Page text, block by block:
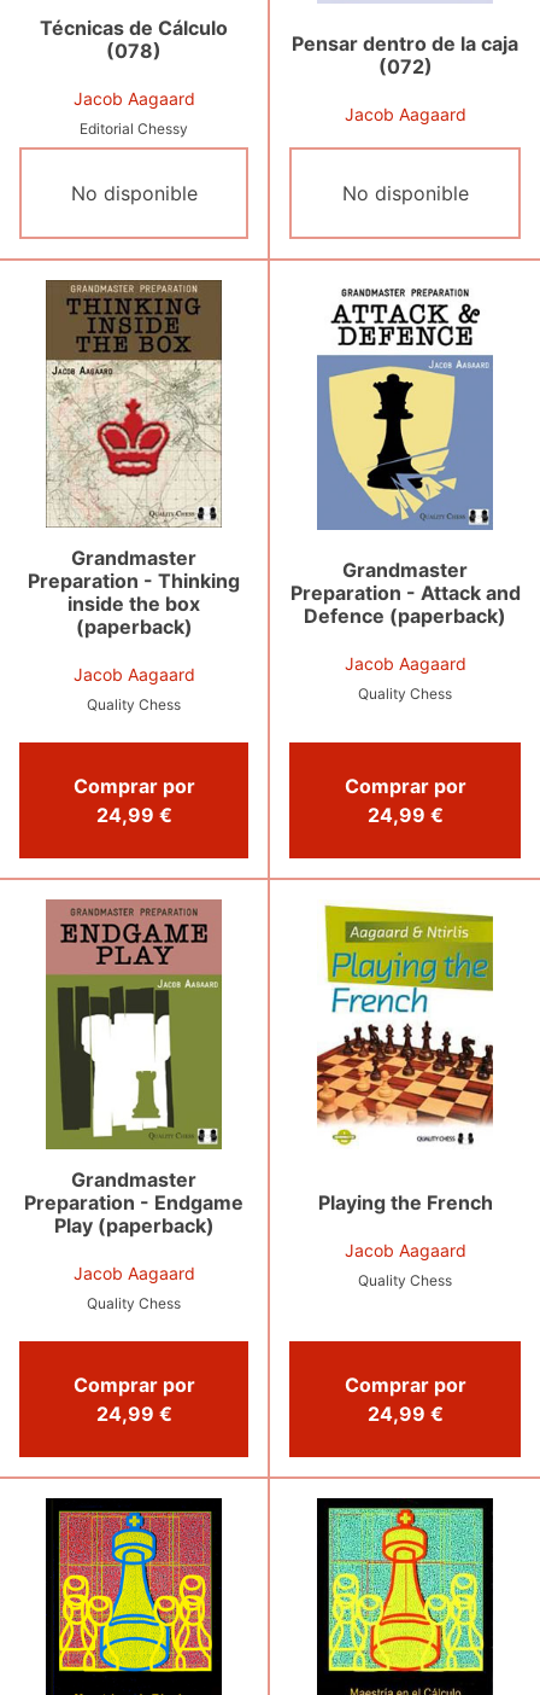
Técnicas de Cálculo
(078)
Jacob Aagaard
Editorial Chessy
No disponible
Pensar dentro de la caja
(072)
Jacob Aagaard
No disponible
Grandmaster
Preparation - Thinking
inside the box
(paperback)
Jacob Aagaard
Quality Chess
Comprar por
24,99 €
Grandmaster
Preparation - Attack and
Defence (paperback)
Jacob Aagaard
Quality Chess
Comprar por
24,99 €
Grandmaster
Preparation - Endgame
Play (paperback)
Jacob Aagaard
Quality Chess
Comprar por
24,99 €
Playing the French
Jacob Aagaard
Quality Chess
Comprar por
24,99 €